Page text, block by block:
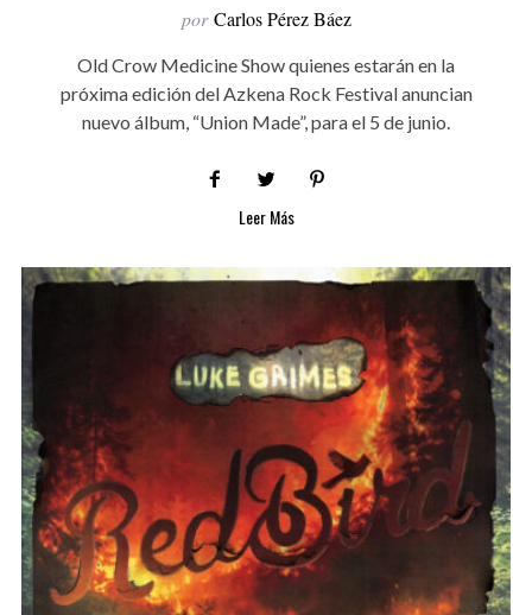
por Carlos Pérez Báez
Old Crow Medicine Show quienes estarán en la
próxima edición del Azkena Rock Festival anuncian
nuevo álbum, “Union Made”, para el 5 de junio.
Leer Más